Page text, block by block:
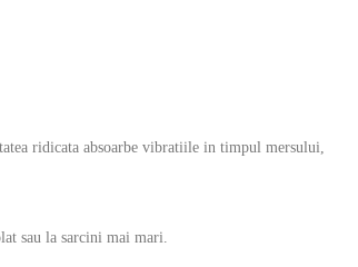
ridicata absoarbe vibratiile in timpul mersului,
sau la sarcini mai mari.